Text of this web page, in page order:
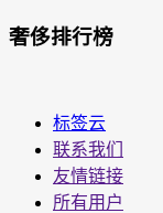
奢侈排行榜
标签云
联系我们
友情链接
所有用户